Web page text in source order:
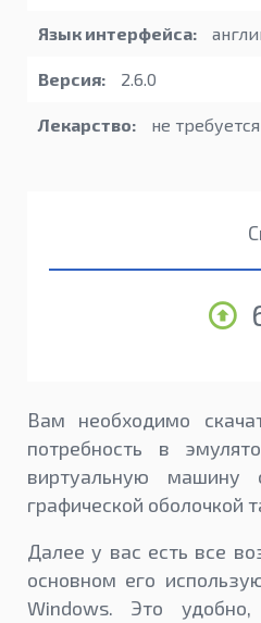
Язык интерфейса:
Версия: 2.6.0
Лекарство: не требуется
Вам необходимо
потребность в
виртуальную
графической оболочкой
Далее у вас есть все
основном его
Windows. Это